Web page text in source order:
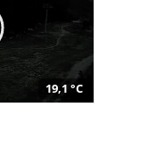
19,1 °C